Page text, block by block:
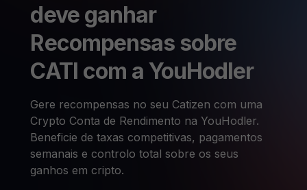
deve ganhar
Recompensas sobre
CATI com a YouHodler
Gere recompensas no seu Catizen com uma
Crypto Conta de Rendimento na YouHodler.
Beneficie de taxas competitivas, pagamentos
semanais e controlo total sobre os seus
ganhos em cripto.